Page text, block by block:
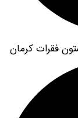
کرمان